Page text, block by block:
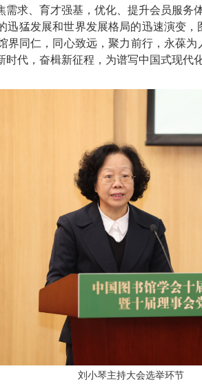
求、育才强基，优化、提升会员服务体
迅猛发展和世界发展格局的迅速演变
界同仁，同心致远，聚力前行，永葆
代，奋楫新征程，为谱写中国式现代
刘小琴主持大会选举环节